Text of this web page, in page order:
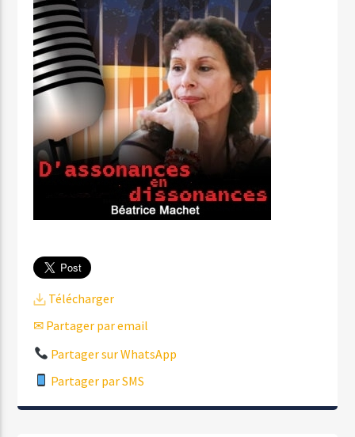
Télécharger
✉ Partager par email
Partager sur WhatsApp
Partager par SMS